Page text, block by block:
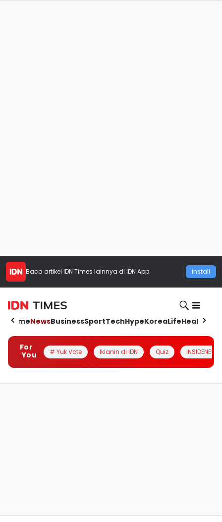
Baca artikel IDN Times lainnya di IDN App Install
HomeNewsBusinessSportTechHypeKoreaLifeHealth
For
You
# Yuk Vote Iklanin di IDN Quiz INSIDENESIA